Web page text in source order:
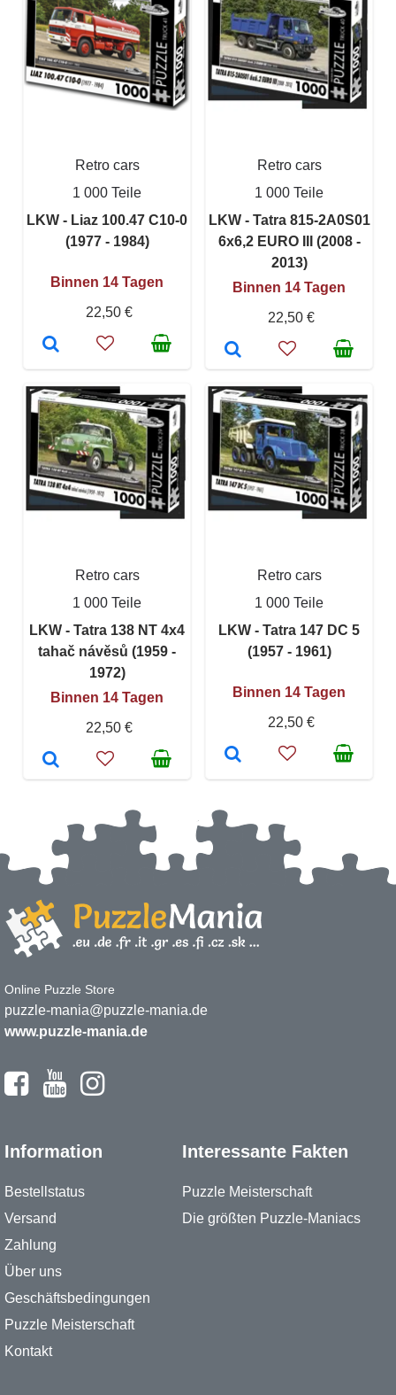
Retro cars
1 000 Teile
LKW - Liaz 100.47 C10-0
(1977 - 1984)
Binnen 14 Tagen
22,50 €
Retro cars
1 000 Teile
LKW - Tatra 815-2A0S01
6x6,2 EURO III (2008 -
2013)
Binnen 14 Tagen
22,50 €
Retro cars
1 000 Teile
LKW - Tatra 138 NT 4x4
tahač návěsů (1959 -
1972)
Binnen 14 Tagen
22,50 €
Retro cars
1 000 Teile
LKW - Tatra 147 DC 5
(1957 - 1961)
Binnen 14 Tagen
22,50 €
Online Puzzle Store
puzzle-mania@puzzle-mania.de
www.puzzle-mania.de
Information
Bestellstatus
Versand
Zahlung
Über uns
Geschäftsbedingungen
Puzzle Meisterschaft
Kontakt
Interessante Fakten
Puzzle Meisterschaft
Die größten Puzzle-Maniacs